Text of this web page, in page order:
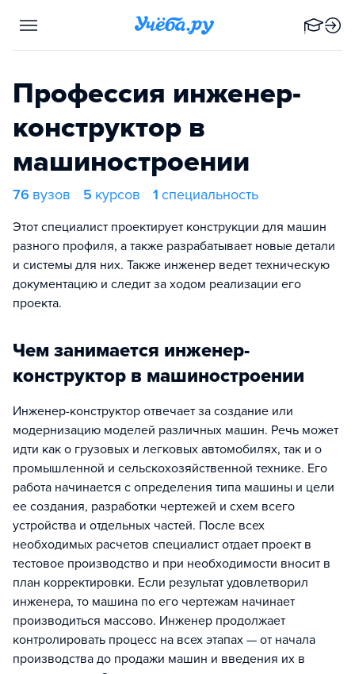
Профессия инженер-
конструктор в
машиностроении
76 вузов 5 курсов 1 специальность
Этот специалист проектирует конструкции для машин
разного профиля, а также разрабатывает новые детали
и системы для них. Также инженер ведет техническую
документацию и следит за ходом реализации его
проекта.
Чем занимается инженер-
конструктор в машиностроении
Инженер-конструктор отвечает за создание или
модернизацию моделей различных машин. Речь может
идти как о грузовых и легковых автомобилях, так и о
промышленной и сельскохозяйственной технике. Его
работа начинается с определения типа машины и цели
ее создания, разработки чертежей и схем всего
устройства и отдельных частей. После всех
необходимых расчетов специалист отдает проект в
тестовое производство и при необходимости вносит в
план корректировки. Если результат удовлетворил
инженера, то машина по его чертежам начинает
производиться массово. Инженер продолжает
контролировать процесс на всех этапах — от начала
производства до продажи машин и введения их в